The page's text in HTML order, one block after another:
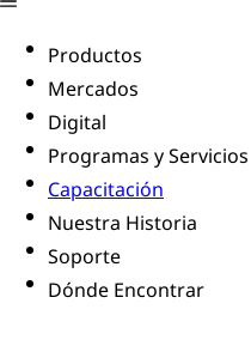
Productos
Mercados
Digital
Programas y Servicios
Capacitación
Nuestra Historia
Soporte
Dónde Encontrar